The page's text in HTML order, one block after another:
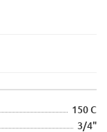
150 С
3/4"